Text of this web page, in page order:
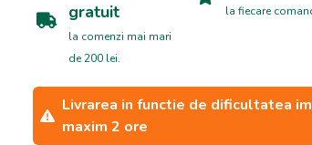
gratuit
la comenzi mai mari
de 200 lei.
la fiecare
Livrarea in functie de dificultatea
maxim 2 ore